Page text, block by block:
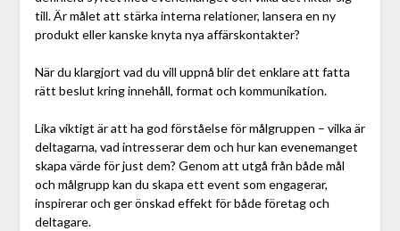
till. Är målet att stärka interna relationer, lansera en ny
produkt eller kanske knyta nya affärskontakter?
När du klargjort vad du vill uppnå blir det enklare att fatta
rätt beslut kring innehåll, format och kommunikation.
Lika viktigt är att ha god förståelse för målgruppen – vilka är
deltagarna, vad intresserar dem och hur kan evenemanget
skapa värde för just dem? Genom att utgå från både mål
och målgrupp kan du skapa ett event som engagerar,
inspirerar och ger önskad effekt för både företag och
deltagare.